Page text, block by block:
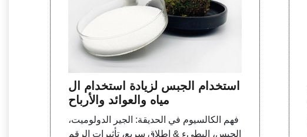
استخدام الجبس لزيادة استخدام ال
مياه والعوائد والأرباح
فهم الكالسيوم في الحديقة: الجير الدولوميت،
الجبس، البطيء & إطلاق سريع، تأثيرات الرقم